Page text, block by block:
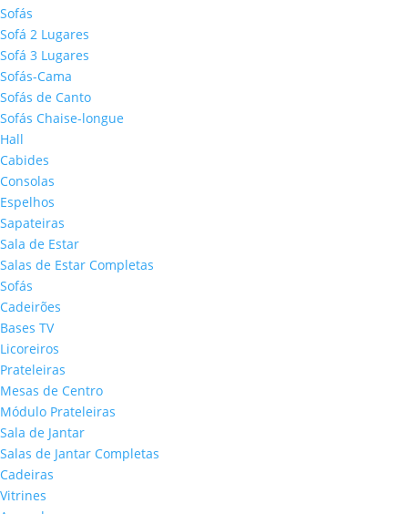
Sofás
Sofá 2 Lugares
Sofá 3 Lugares
Sofás-Cama
Sofás de Canto
Sofás Chaise-longue
Hall
Cabides
Consolas
Espelhos
Sapateiras
Sala de Estar
Salas de Estar Completas
Sofás
Cadeirões
Bases TV
Licoreiros
Prateleiras
Mesas de Centro
Módulo Prateleiras
Sala de Jantar
Salas de Jantar Completas
Cadeiras
Vitrines